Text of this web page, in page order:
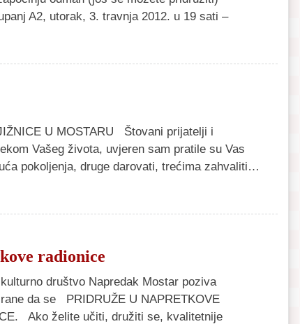
A2, utorak, 3. travnja 2012. u 19 sati –
U MOSTARU Štovani prijatelji i
Vašeg života, uvjeren sam pratile su Vas
pokoljenja, druge darovati, trećima zahvaliti…
radionice
društvo Napredak Mostar poziva
da se PRIDRUŽE U NAPRETKOVE
Ako želite učiti, družiti se, kvalitetnije